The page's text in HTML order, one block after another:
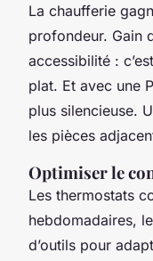
La chaufferie
profondeur. Gain
accessibilité :
plat. Et avec une
plus silencieuse.
les pièces
Optimiser le
Les thermostats
hebdomadaires,
d’outils pour